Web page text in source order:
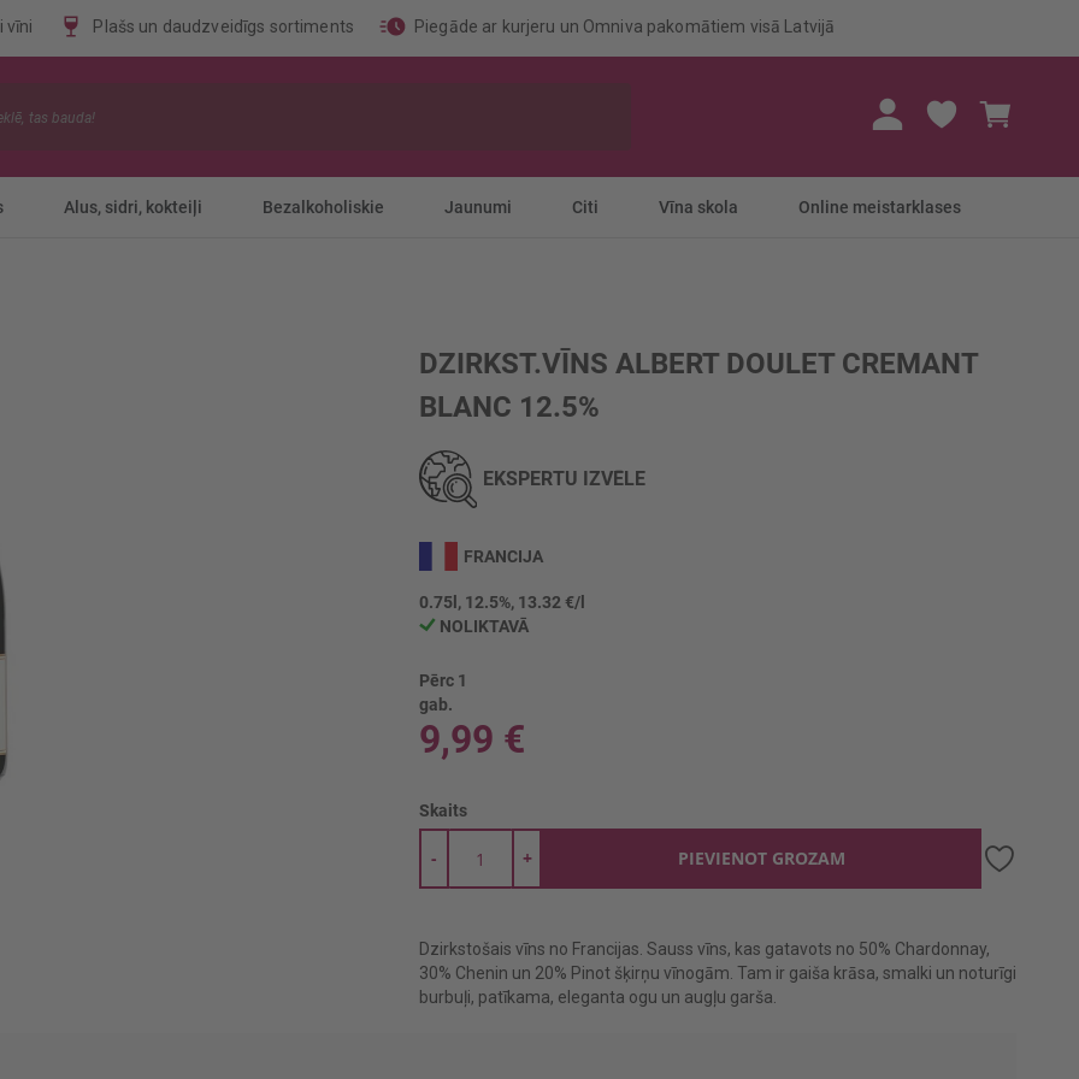
vīni Plašs un daudzveidīgs sortiments Piegāde ar kurjeru un Omniva pakomātiem visā Latvijā
Alus, sidri, kokteiļi Bezalkoholiskie Jaunumi Citi Vīna skola Online meistarklases
DZIRKST.VĪNS ALBERT DOULET CREMANT
BLANC 12.5%
EKSPERTU IZVĒLE
FRANCIJA
0.75l, 12.5%, 13.32 €/l
NOLIKTAVĀ
Pērc 1
gab.
9,99 €
Skaits
+
- PIEVIENOT GROZAM
Dzirkstošais vīns no Francijas. Sauss vīns, kas gatavots no 50% Chardonnay,
30% Chenin un 20% Pinot šķirņu vīnogām. Tam ir gaiša krāsa, smalki un noturīgi
burbuļi, patīkama, eleganta ogu un augļu garša.